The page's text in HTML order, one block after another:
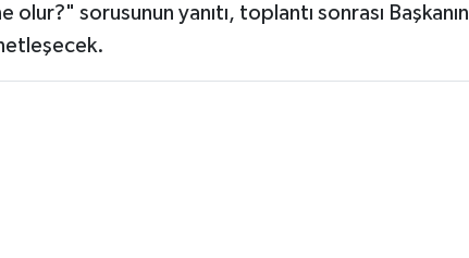
olur?" sorusunun yanıtı, toplantı sonrası Başkanın